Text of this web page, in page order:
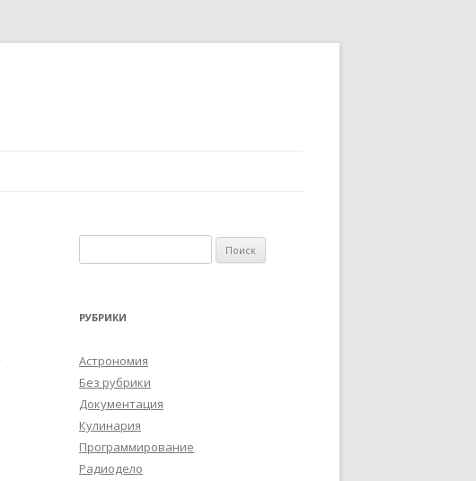
а
т
РУБРИКИ
Астрономия
Без рубрики
Документация
Кулинария
Программирование
Радиодело